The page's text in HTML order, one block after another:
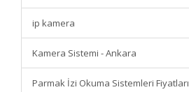
ip kamera
Kamera Sistemi - Ankara
Parmak İzi Okuma Sistemleri Fiyatları